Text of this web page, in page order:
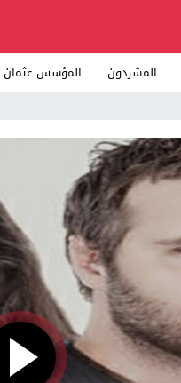
المشردون المؤسس عثمان